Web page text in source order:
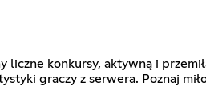
konkursy, aktywną i
graczy z serwera. Poznaj